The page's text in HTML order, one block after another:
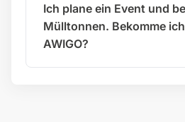
Ich plane ein Event und
Mülltonnen. Bekomme
AWIGO?